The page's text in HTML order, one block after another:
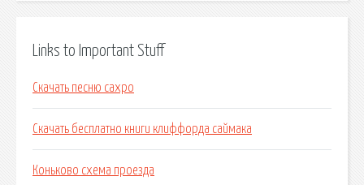
Links to Important Stuff
Скачать песню сахро
Скачать бесплатно книги клиффорда саймака
Коньково схема проезда